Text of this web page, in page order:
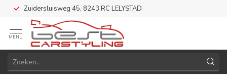
Zuidersluisweg 45, 8243 RC LELYSTAD
MENU